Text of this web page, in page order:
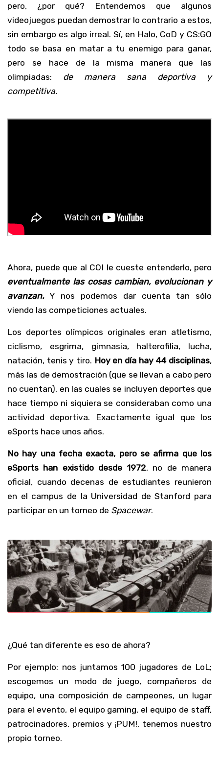
pero, ¿por qué? Entendemos que algunos
videojuegos puedan demostrar lo contrario a estos,
sin embargo es algo irreal. Sí, en Halo, CoD y CS:GO
todo se basa en matar a tu enemigo para ganar,
pero se hace de la misma manera que las
olimpiadas: de manera sana deportiva y
competitiva.
Ahora, puede que al COI le cueste entenderlo, pero
eventualmente las cosas cambian, evolucionan y
avanzan.Y nos podemos dar cuenta tan sólo
viendo las competiciones actuales.
Los deportes olímpicos originales eran atletismo,
ciclismo, esgrima, gimnasia, halterofilia, lucha,
natación, tenis y tiro. Hoy en día hay 44 disciplinas,
más las de demostración (que se llevan a cabo pero
no cuentan), en las cuales se incluyen deportes que
hace tiempo ni siquiera se consideraban como una
actividad deportiva. Exactamente igual que los
eSports hace unos años.
No hay una fecha exacta, pero se afirma que los
eSports han existido desde 1972, no de manera
oficial, cuando decenas de estudiantes reunieron
en el campus de la Universidad de Stanford para
participar en un torneo de Spacewar.
¿Qué tan diferente es eso de ahora?
Por ejemplo: nos juntamos 100 jugadores de LoL;
escogemos un modo de juego, compañeros de
equipo, una composición de campeones, un lugar
para el evento, el equipo gaming, el equipo de staff,
patrocinadores, premios y ¡PUM!, tenemos nuestro
propio torneo.